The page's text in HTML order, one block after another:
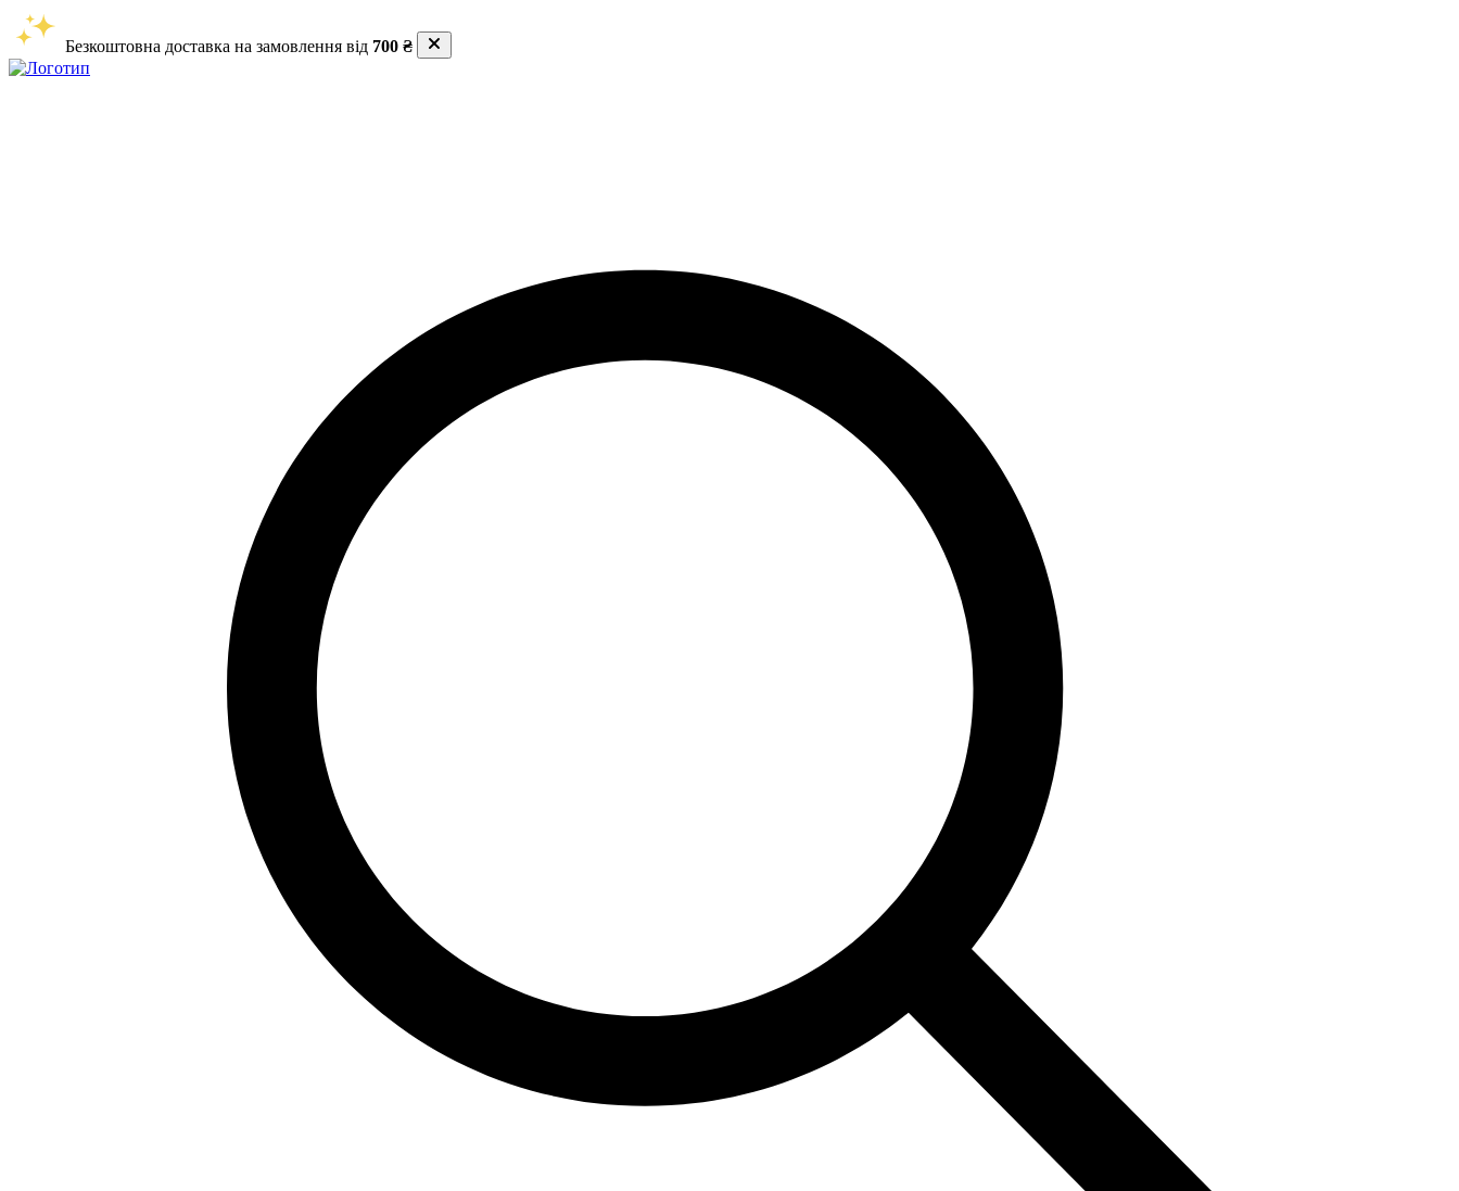
Безкоштовна доставка на замовлення від 700 ₴